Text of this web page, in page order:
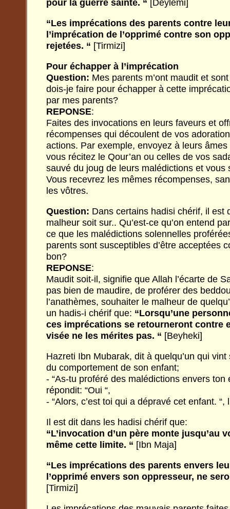
pour la guerre sainte. “
[Deylemi]
“Les imprécations des parents contre
l’imprécation de l’opprimé contre son
rejetées. “ [Tirmizi]
Pour échapper à l’imprécation
Question: Mes parents m’ont maudit et
dois-je faire pour échapper à cette
par mes parents?
REPONSE:
Faites des invocations en leurs faveurs et
récompenses qui découlent de vos
actions. Par exemple, envoyez à leurs
vous récitez le Qour’an ou celles de vos
sauvé du joug de leurs malédictions et vous
Vous recevrez les mêmes récompenses,
les vôtres.
Question: Dans certains hadisi chérif, il est
malheur soit sur.. Qu’est-ce qu’on entend
ce que les malédictions solennelles
parents sont susceptibles d’être acceptées
bon?
REPONSE:
Maudit soit-il, signifie que Allah l’écarte de
pas bien de maudire, de proférer des
l’anathèmes, souhaiter le malheur de
un hadis-i chérif que: “Lorsqu’une
ces imprécations se retourneront contre
visée ne les mérites pas. “ [Beyheki]
Hazreti Ibn Mubarak, dit à quelqu’un qui
du comportement de son enfant;
- “As-tu proféré des malédictions envers ton
répondit: “Oui “,
- “Alors, c’est toi qui a dépravé cet enfant. “,
Il est dit dans les hadisi chérif que:
“L’invocation d’un père monte jusqu’au
même cette limite. “ [Ibn Maja]
“Les imprécations des parents envers
l’opprimé envers son oppresseur, ne
[Tirmizi]